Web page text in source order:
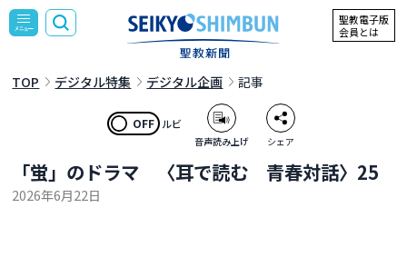
聖教電子版
会員とは
TOP デジタル特集 デジタル企画 記事
OFF ルビ
音声読み上げ シェア
「蛍」のドラマ 〈耳で読む 青春対話〉25
2026年6月22日